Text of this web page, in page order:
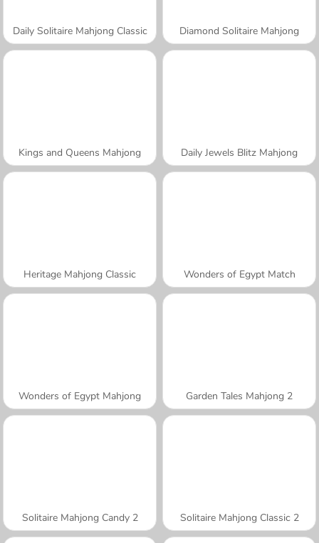
Daily Solitaire Mahjong Classic Diamond Solitaire Mahjong
Kings and Queens Mahjong Daily Jewels Blitz Mahjong
Heritage Mahjong Classic Wonders of Egypt Match
Wonders of Egypt Mahjong Garden Tales Mahjong 2
Solitaire Mahjong Candy 2 Solitaire Mahjong Classic 2